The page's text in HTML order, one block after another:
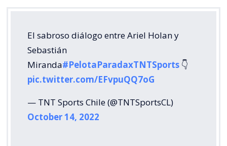
El sabroso diálogo entre Ariel Holan y
Sebastián
Miranda#PelotaParadaxTNTSports 👇
pic.twitter.com/EFvpuQQ7oG
— TNT Sports Chile (@TNTSportsCL)
October 14, 2022